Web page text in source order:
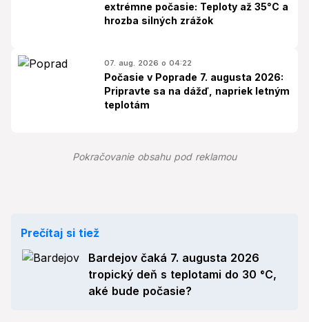
extrémne počasie: Teploty až 35°C a
hrozba silných zrážok
07. aug. 2026 o 04:22
Počasie v Poprade 7. augusta 2026:
Pripravte sa na dážď, napriek letným
teplotám
Pokračovanie obsahu pod reklamou
Prečítaj si tiež
Bardejov čaká 7. augusta 2026
tropický deň s teplotami do 30 °C,
aké bude počasie?